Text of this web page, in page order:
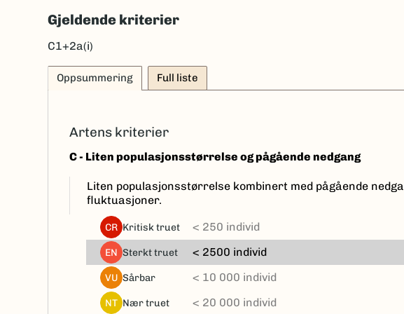
Gjeldende kriterier
C1+2a(i)
Oppsummering Full liste
Artens kriterier
C - Liten populasjonsstørrelse og pågående nedgang
Liten populasjonsstørrelse kombinert med pågående
fluktuasjoner.
CR kritisk truet < 250 individ
EN sterkt truet < 2500 individ
VU sårbar < 10 000 individ
NT nær truet < 20 000 individ